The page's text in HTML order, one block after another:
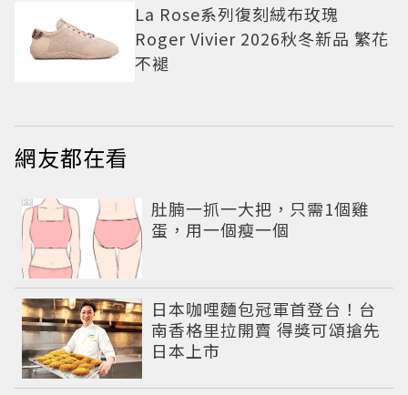
La Rose系列復刻絨布玫瑰
Roger Vivier 2026秋冬新品 繁花
不褪
網友都在看
肚腩一抓一大把，只需1個雞
蛋，用一個瘦一個
PR
日本咖哩麵包冠軍首登台！台
南香格里拉開賣 得獎可頌搶先
日本上市